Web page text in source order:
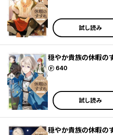
試し読み
穏やか貴族の休暇の
640
ポイント
試し読み
穏やか貴族の休暇の